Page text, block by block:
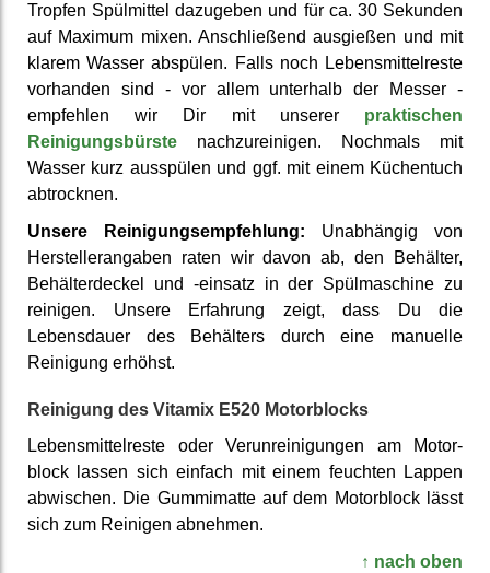
Tropfen Spül­mittel dazu­geben und für ca. 30 Sekunden
auf Maximum mixen. An­schließend ausgießen und mit
klarem Wasser ab­spülen. Falls noch Lebens­mittel­reste
vor­handen sind - vor allem unter­halb der Messer -
empfehlen wir Dir mit unserer prak­tischen
Reinigungs­bürste nach­zureinigen. Nochmals mit
Wasser kurz ausspülen und ggf. mit einem Küchen­tuch
ab­trocknen.
Unsere Reinigungsempfehlung: Unabhängig von
Herstellerangaben raten wir davon ab, den Behälter,
Behälterdeckel und -einsatz in der Spülmaschine zu
reinigen. Unsere Erfahrung zeigt, dass Du die
Lebensdauer des Behälters durch eine manuelle
Reinigung erhöhst.
Reinigung des Vitamix E520 Motor­blocks
Lebens­mittel­reste oder Ver­unreini­gungen am Motor­
block lassen sich einfach mit einem feuchten Lappen
abwischen. Die Gummi­matte auf dem Motor­block lässt
sich zum Reinigen ab­nehmen.
↑ nach oben